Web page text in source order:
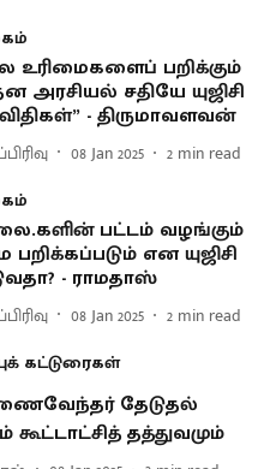
உரிமைகளைப் பறிக்கும்
அரசியல் சதியே யுஜிசி
விதிகள்” - திருமாவளவன்
08 Jan 2025 2 min read
பட்டம் வழங்கும்
பறிக்கப்படும் என யுஜிசி
- ராமதாஸ்
08 Jan 2025 2 min read
கட்டுரைகள்
தேடுதல்
கூட்டாட்சித் தத்துவமும்